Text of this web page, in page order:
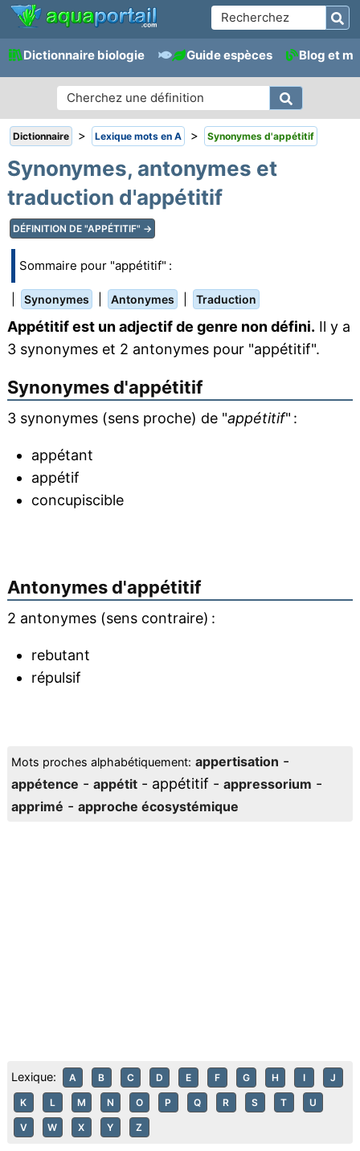
Dictionnaire biologie Guide espèces Blog et
Dictionnaire > Lexique mots en A > Synonymes d'appétitif
Synonymes, antonymes et
traduction d'appétitif
DÉFINITION DE "APPÉTITIF" →
Sommaire pour "appétitif" :
Synonymes Antonymes Traduction
Appétitif est un adjectif de genre non défini. Il y a
3 synonymes et 2 antonymes pour "appétitif".
Synonymes d'appétitif
3 synonymes (sens proche) de "appétitif" :
appétant
appétif
concupiscible
Antonymes d'appétitif
2 antonymes (sens contraire) :
rebutant
répulsif
Mots proches alphabétiquement: appertisation -
appétence - appétit- appétitif - appressorium -
apprimé - approche écosystémique
Lexique: A B C D E F G H I J
K L M N O P Q R S T U
V W X Y Z